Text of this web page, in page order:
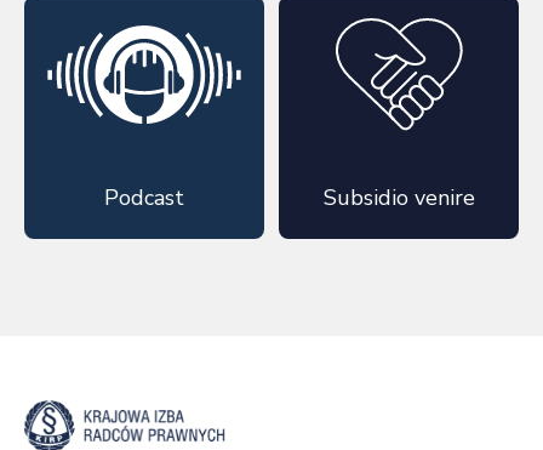
Podcast Subsidio venire